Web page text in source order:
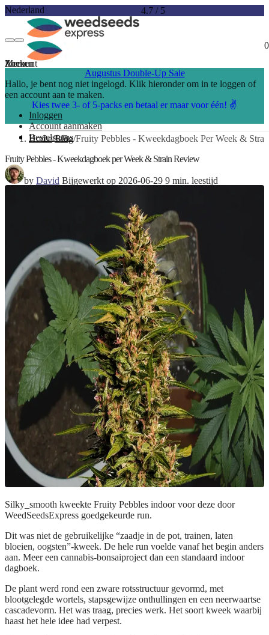
Nederland 4.7 /5
0
Account
Hallo, je bent nog niet ingelogd. Klik hieronder om in te loggen of
een account aan te maken.
Inloggen
Account aanmaken
Bestelstatus
Menu
Zoeken
Augustus Double-Up Sale
Kies twee 3- of 5-packs en betaal er maar voor één! ✌️
Home Blog Fruity Pebbles - Kweekdagboek Per Week &
Fruity Pebbles - Kweekdagboek per Week & Strain Review
by David Bijgewerkt op 2026-06-29 9 min. leestijd
Silky_smooth kweekte Fruity Pebbles indoor voor deze door
WeedSeedsExpress goedgekeurde run.
Dit was niet de gebruikelijke “zaadje in de pot, trainen, laten
bloeien, oogsten”-kweek. De hele run voelde vanaf het begin anders
aan. Meer een cannabis-bonsaiproject dan een standaard indoor
dagboek.
De plant werd rond een zware rotsstructuur gevormd, met
blootgelegde wortels, stapsgewijze onthullingen en een neerwaartse
cascadevorm. Het was traag, precies werk. Het soort kweek waarbij
haast het hele idee had verpest.